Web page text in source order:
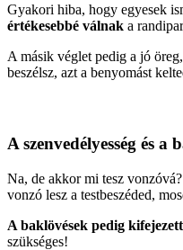
Gyakori hiba, hogy egyesek
értékesebbé válnak a
A másik véglet pedig a jó öreg,
beszélsz, azt a benyomást
A szenvedélyesség és
Na, de akkor mi tesz
vonzó lesz a testbeszéded,
A baklövések pedig
szükséges!